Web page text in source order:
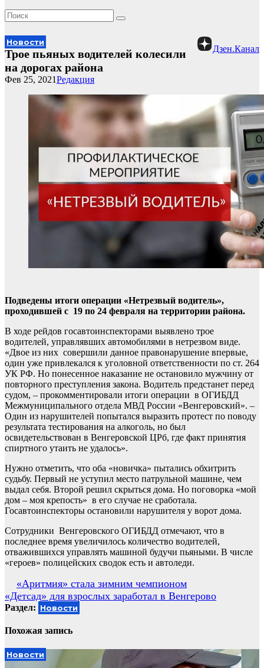
Новости
Дзен.Канал
Трое пьяных водителей колесили
на дорогах района
Редакция
Фев 25, 2021
Подведены итоги операции «Нетрезвый водитель»,
проходившей с 19 по 24 февраля на территории района.
В ходе рейдов госавтоинспекторами выявлено трое
водителей, управлявших автомобилями в нетрезвом виде.
«Двое из них совершили данное правонарушение впервые,
один уже привлекался к уголовной ответственности по ст. 264
УК РФ. Но понесенное наказание не остановило мужчину от
повторного преступления закона. Водитель предстанет перед
судом, – прокомментировали итоги операции в ОГИБДД
Межмуниципального отдела МВД России «Венгеровский». –
Один из нарушителей попытался выразить протест по поводу
результата тестирования на алкоголь, но был
освидетельствован в Венгеровской ЦРб, где факт принятия
спиртного утаить не удалось».
Нужно отметить, что оба «новичка» пытались обхитрить
судьбу. Первый не уступил место патрульной машине, чем
выдал себя. Второй решил скрыться дома. Но поговорка «мой
дом – моя крепость» в его случае не сработала.
Госавтоинспекторы остановили нарушителя у ворот дома.
Сотрудники Венгеровского ОГИБДД отмечают, что в
последнее время увеличилось количество водителей,
отважившихся управлять машиной будучи пьяными. В числе
«героев» полицейских сводок есть и автоледи.
Навигация
по
записям
«Аритмия» стала зимним чемпионом
«Детсад» для взрослых заработал в Венгерово
Раздел: Новости
Похожая запись
Новости